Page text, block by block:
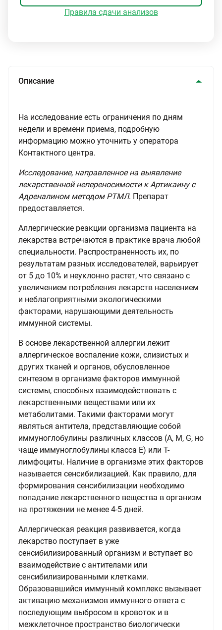
Правила сдачи анализов
Описание
На исследование есть ограничения по дням
недели и времени приема, подробную
информацию можно уточнить у оператора
Контактного центра.
Исследование, направленное на выявление
лекарственной непереносимости к Артикаину с
Адреналином методом РТМЛ. Препарат
предоставляется.
Аллергические реакции организма пациента на
лекарства встречаются в практике врача любой
специальности. Распространенность их, по
результатам разных исследователей, варьирует
от 5 до 10% и неуклонно растет, что связано с
увеличением потребления лекарств населением
и неблагоприятными экологическими
факторами, нарушающими деятельность
иммунной системы.
В основе лекарственной аллергии лежит
аллергическое воспаление кожи, слизистых и
других тканей и органов, обусловленное
синтезом в организме факторов иммунной
системы, способных взаимодействовать с
лекарственными веществами или их
метаболитами. Такими факторами могут
являться антитела, представляющие собой
иммуноглобулины различных классов (А, М, G, но
чаще иммуноглобулины класса Е) или Т-
лимфоциты. Наличие в организме этих факторов
называется сенсибилизацией. Как правило, для
формирования сенсибилизации необходимо
попадание лекарственного вещества в организм
на протяжении не менее 4-5 дней.
Аллергическая реакция развивается, когда
лекарство поступает в уже
сенсибилизированный организм и вступает во
взаимодействие с антителами или
сенсибилизированными клетками.
Образовавшийся иммунный комплекс вызывает
активацию механизмов иммунного ответа с
последующим выбросом в кровоток и в
межклеточное пространство биологически